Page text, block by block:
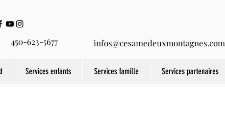
450-623-5677 infos@cesamedeuxmontagnes.com
Services enfants Services famille Services partenaires